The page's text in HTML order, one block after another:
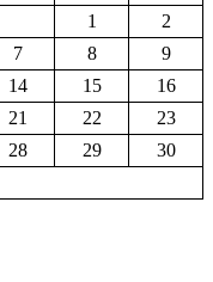
1
2
7 8
9
14 15
16
21 22
23
28 29
30